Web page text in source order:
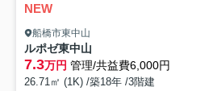
NEW
船橋市東中山
ルポゼ東中山
7.3万円 管理/共益費6,000円
26.71㎡ (1K) /築18年 /3階建